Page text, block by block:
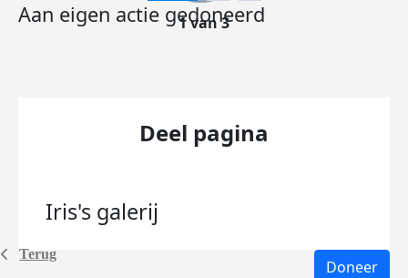
Terug
Aan eigen actie gedoneerd
1 van 3
Deel pagina
Iris's galerij
Doneer